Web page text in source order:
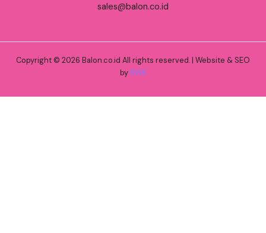
sales@balon.co.id
Copyright © 2026 Balon.co.id All rights reserved. | Website & SEO
by RWK